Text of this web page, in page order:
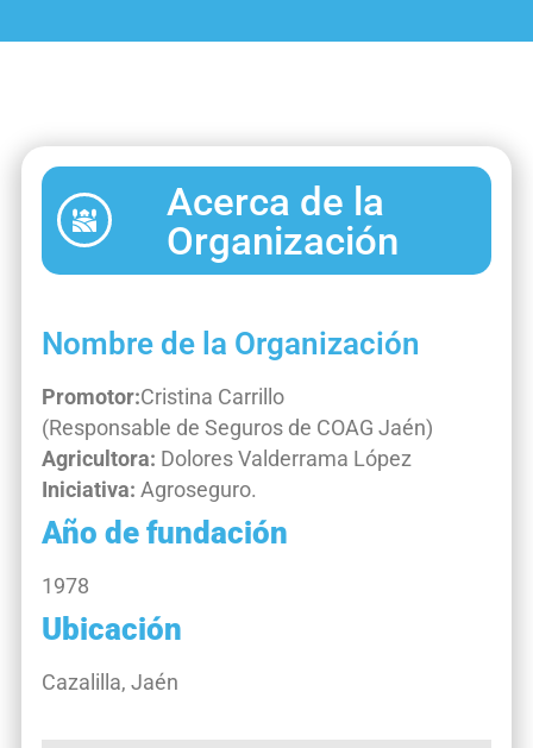
Acerca de la
Organización
Nombre de la Organización
Promotor:Cristina Carrillo
(Responsable de Seguros de COAG Jaén)
Agricultora: Dolores Valderrama López
Iniciativa: Agroseguro.
Año de fundación
1978
Ubicación
Cazalilla, Jaén